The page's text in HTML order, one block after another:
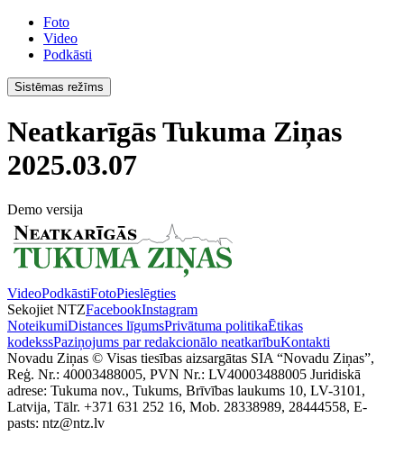
Foto
Video
Podkāsti
Sistēmas režīms
Neatkarīgās Tukuma Ziņas
2025.03.07
Demo versija
VideoPodkāstiFotoPieslēgties
Sekojiet NTZFacebookInstagram
NoteikumiDistances līgumsPrivātuma politikaĒtikas
kodekssPaziņojums par redakcionālo neatkarībuKontakti
Novadu Ziņas © Visas tiesības aizsargātas SIA “Novadu Ziņas”,
Reģ. Nr.: 40003488005, PVN Nr.: LV40003488005 Juridiskā
adrese: Tukuma nov., Tukums, Brīvības laukums 10, LV-3101,
Latvija, Tālr. +371 631 252 16, Mob. 28338989, 28444558, E-
pasts: ntz@ntz.lv